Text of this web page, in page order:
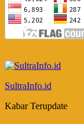
SultraInfo.id
Kabar Terupdate